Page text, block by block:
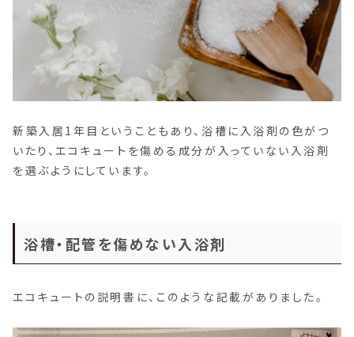
新築入居1年目ということもあり、浴槽に入浴剤の色がつ
いたり、エコキュートを傷める成分が入っていない入浴剤
を選ぶようにしています。
浴槽・配管を傷めない入浴剤
エコキュートの説明書に、このような記載がありました。